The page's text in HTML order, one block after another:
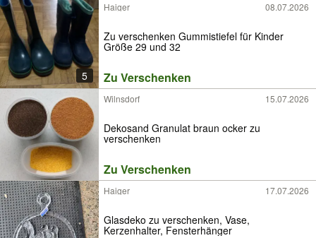
5
Haiger 08.07.2026
Zu verschenken Gummistiefel für Kinder
Größe 29 und 32
Zu Verschenken
Wilnsdorf 15.07.2026
Dekosand Granulat braun ocker zu
verschenken
Zu Verschenken
Haiger 17.07.2026
Glasdeko zu verschenken, Vase,
Kerzenhalter, Fensterhänger